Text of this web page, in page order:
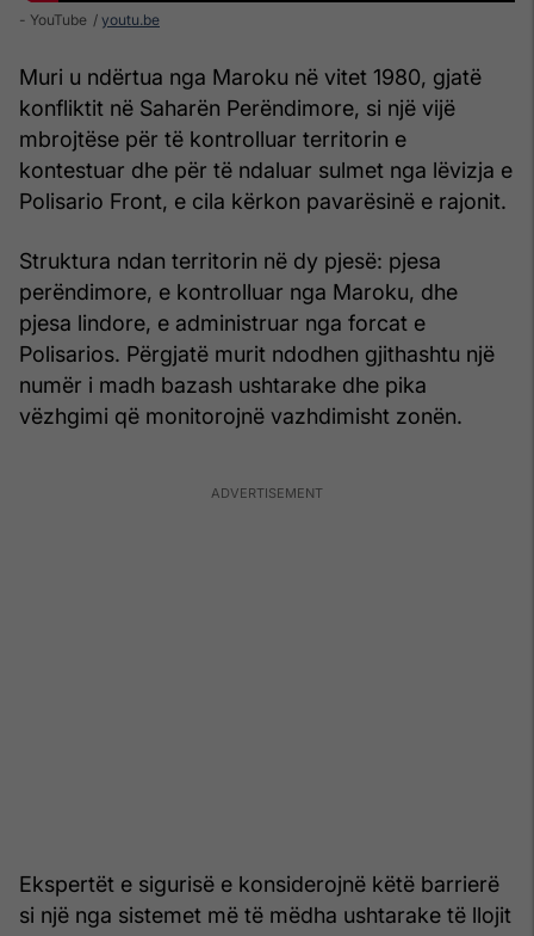
- YouTube youtu.be
Muri u ndërtua nga Maroku në vitet 1980, gjatë
konfliktit në Saharën Perëndimore, si një vijë
mbrojtëse për të kontrolluar territorin e
kontestuar dhe për të ndaluar sulmet nga lëvizja e
Polisario Front, e cila kërkon pavarësinë e rajonit.
Struktura ndan territorin në dy pjesë: pjesa
perëndimore, e kontrolluar nga Maroku, dhe
pjesa lindore, e administruar nga forcat e
Polisarios. Përgjatë murit ndodhen gjithashtu një
numër i madh bazash ushtarake dhe pika
vëzhgimi që monitorojnë vazhdimisht zonën.
Ekspertët e sigurisë e konsiderojnë këtë barrierë
si një nga sistemet më të mëdha ushtarake të llojit